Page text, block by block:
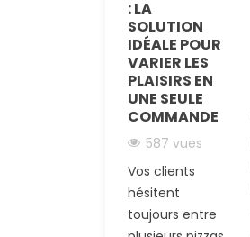
: LA
SOLUTION
IDÉALE POUR
VARIER LES
PLAISIRS EN
UNE SEULE
COMMANDE
587 vues
Vos clients
hésitent
toujours entre